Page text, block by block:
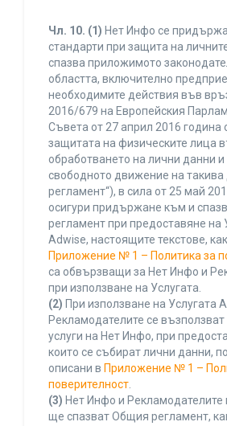
Чл. 10. (1) Нет Инфо се
стандарти при защита на
спазва приложимото
областта, включително
необходимите действия във
2016/679 на Европейския
Съвета от 27 април 2016 година
защитата на физическите лица
обработването на лични данни и
свободното движение на
регламент“), в сила от 25 май
осигури придържане към и
регламент при предоставяне на
Adwise, настоящите текстове,
Приложение № 1 – Политика за
са обвързващи за Нет Инфо и
при използване на Услугата.
(2) При използване на Услугата
Рекламодателите се възползват
услуги на Нет Инфо, при
които се събират лични данни,
описани в Приложение № 1 –
поверителност.
(3) Нет Инфо и Рекламодателите
ще спазват Общия регламент,